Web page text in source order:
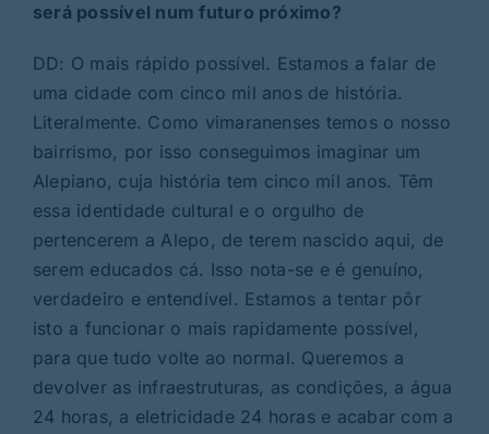
será possível num futuro próximo?
DD: O mais rápido possível. Estamos a falar de
uma cidade com cinco mil anos de história.
Literalmente. Como vimaranenses temos o nosso
bairrismo, por isso conseguimos imaginar um
Alepiano, cuja história tem cinco mil anos. Têm
essa identidade cultural e o orgulho de
pertencerem a Alepo, de terem nascido aqui, de
serem educados cá. Isso nota-se e é genuíno,
verdadeiro e entendível. Estamos a tentar pôr
isto a funcionar o mais rapidamente possível,
para que tudo volte ao normal. Queremos a
devolver as infraestruturas, as condições, a água
24 horas, a eletricidade 24 horas e acabar com a